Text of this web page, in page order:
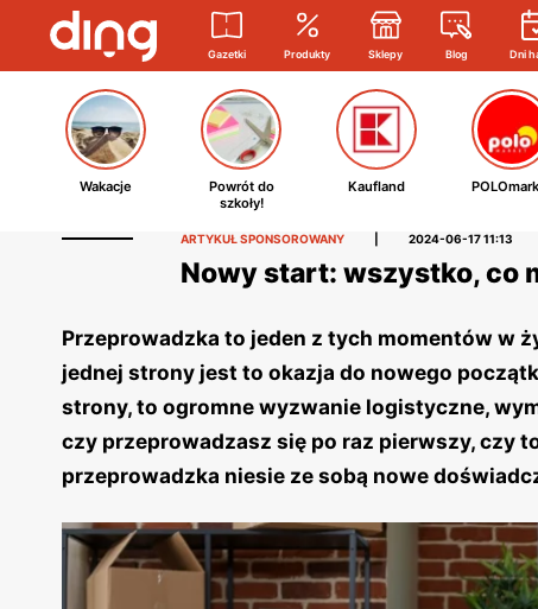
Gazetki Produkty Sklepy Blog Dni
Wakacje
Powrót do
szkoły!
Kaufland
ARTYKUŁ SPONSOROWANY 2024-06-17 11:13
Nowy start: wszystko, co
Przeprowadzka to jeden z tych momentów w
jednej strony jest to okazja do nowego
strony, to ogromne wyzwanie logistyczne,
czy przeprowadzasz się po raz pierwszy, czy
przeprowadzka niesie ze sobą nowe